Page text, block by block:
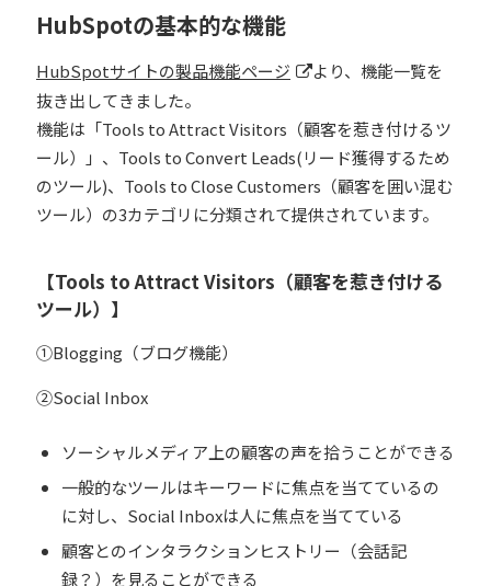
HubSpotの基本的な機能
HubSpotサイトの製品機能ページ
より、機能一覧を
抜き出してきました。
機能は「Tools to Attract Visitors（顧客を惹き付けるツ
ール）」、Tools to Convert Leads(リード獲得するため
のツール)、Tools to Close Customers（顧客を囲い混む
ツール）の3カテゴリに分類されて提供されています。
【Tools to Attract Visitors（顧客を惹き付ける
ツール）】
①Blogging（ブログ機能）
②Social Inbox
ソーシャルメディア上の顧客の声を拾うことができる
一般的なツールはキーワードに焦点を当てているの
に対し、Social Inboxは人に焦点を当てている
顧客とのインタラクションヒストリー（会話記
録？）を見ることができる